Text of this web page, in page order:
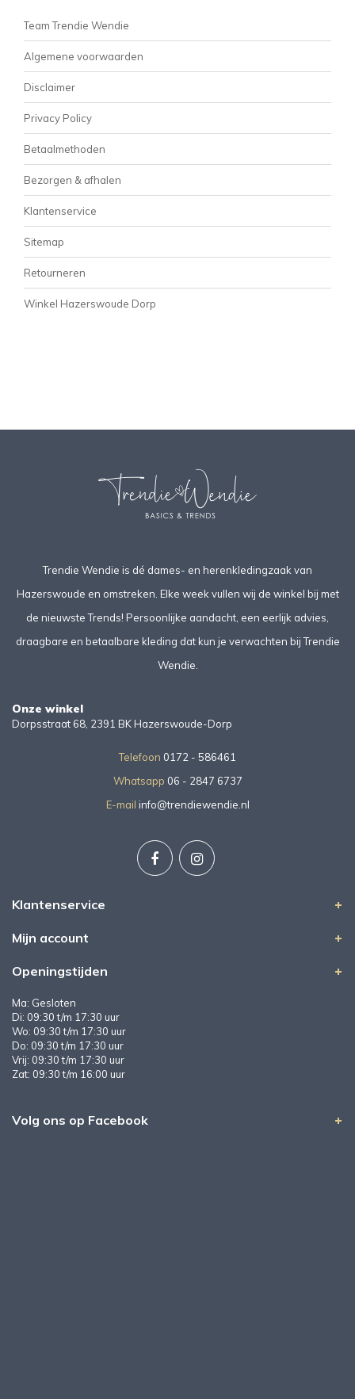
Team Trendie Wendie
Algemene voorwaarden
Disclaimer
Privacy Policy
Betaalmethoden
Bezorgen & afhalen
Klantenservice
Sitemap
Retourneren
Winkel Hazerswoude Dorp
Trendie Wendie is dé dames- en herenkledingzaak van
Hazerswoude en omstreken. Elke week vullen wij de winkel bij met
de nieuwste Trends! Persoonlijke aandacht, een eerlijk advies,
draagbare en betaalbare kleding dat kun je verwachten bij Trendie
Wendie.
Onze winkel
Dorpsstraat 68, 2391 BK Hazerswoude-Dorp
Telefoon 0172 - 586461
Whatsapp 06 - 2847 6737
E-mail info@trendiewendie.nl
Klantenservice
Mijn account
Openingstijden
Ma: Gesloten
Di: 09:30 t/m 17:30 uur
Wo: 09:30 t/m 17:30 uur
Do: 09:30 t/m 17:30 uur
Vrij: 09:30 t/m 17:30 uur
Zat: 09:30 t/m 16:00 uur
Volg ons op Facebook